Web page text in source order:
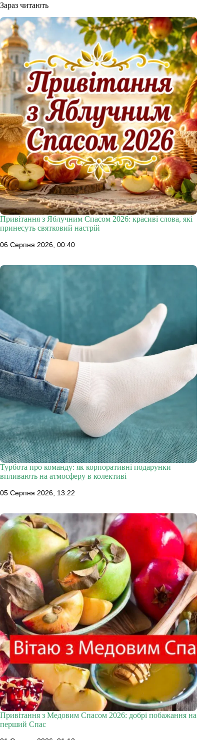
Зараз читають
Привітання з Яблучним Спасом 2026: красиві слова, які
принесуть святковий настрій
06 Серпня 2026, 00:40
Турбота про команду: як корпоративні подарунки
впливають на атмосферу в колективі
05 Серпня 2026, 13:22
Привітання з Медовим Спасом 2026: добрі побажання на
перший Спас